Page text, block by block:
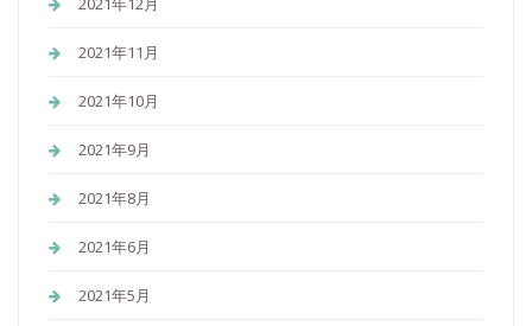
2021年11月
2021年10月
2021年9月
2021年8月
2021年6月
2021年5月